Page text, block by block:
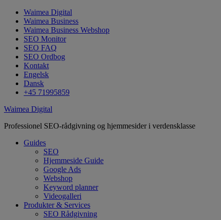
Waimea Digital
Waimea Business
Waimea Business Webshop
SEO Monitor
SEO FAQ
SEO Ordbog
Kontakt
Engelsk
Dansk
+45 71995859
Waimea Digital
Professionel SEO-rådgivning og hjemmesider i verdensklasse
Guides
SEO
Hjemmeside Guide
Google Ads
Webshop
Keyword planner
Videogalleri
Produkter & Services
SEO Rådgivning